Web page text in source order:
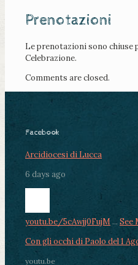
Prenotazioni
Le prenotazioni sono chiuse
Celebrazione.
Comments are closed.
Facebook
Arcidiocesi di Lucca
6 days ago
youtu.be/5cAwjj0FujM ... See
Con gli occhi di Paolo del 1
youtu.be